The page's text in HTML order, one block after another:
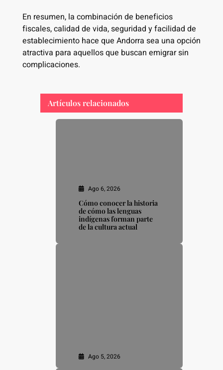
En resumen, la combinación de beneficios
fiscales, calidad de vida, seguridad y facilidad de
establecimiento hace que Andorra sea una opción
atractiva para aquellos que buscan emigrar sin
complicaciones.
Artículos relacionados
Ago 6, 2026
Cómo conocer la historia
de cómo las lenguas
indígenas forman parte
de la cultura actual
Ago 5, 2026